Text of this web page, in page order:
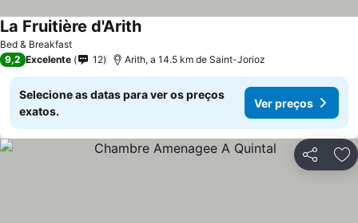
Bed & Breakfast
La Fruitière d'Arith
9,2 Excelente 12 Arith, a 14.5 km de Saint-Jorioz
Selecione as datas para ver os preços
exatos.
Ver preços
Partilhar